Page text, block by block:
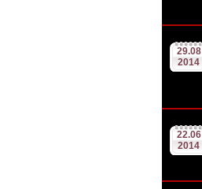
29.08
2014
22.06
2014